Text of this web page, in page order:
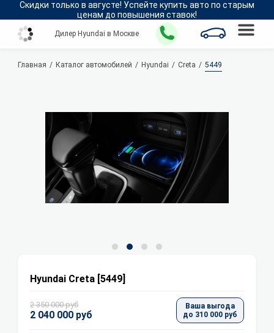
Скидки только в августе! Успейте купить авто по старым
ценам до повышения ставок!
Дилер Hyundai в Москве
Главная Каталог автомобилей Hyundai Creta 5449
Hyundai Creta [5449]
2 350 000 руб
2 040 000 руб
Ваша выгода
до 310 000 руб